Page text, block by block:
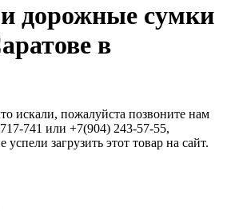
дорожные сумки
в
искали, пожалуйста позвоните нам
741 или +7(904) 243-57-55,
загрузить этот товар на сайт.